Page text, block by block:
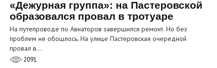
«Дежурная группа»: на Пастеровской
образовался провал в тротуаре
На путепроводе по Авиаторов завершился ремонт. Но без
проблем не обошлось. На улице Пастеровская очередной
провал в…
2091